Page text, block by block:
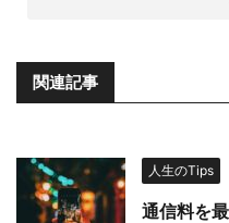
関連記事
人生のTips
通信料を